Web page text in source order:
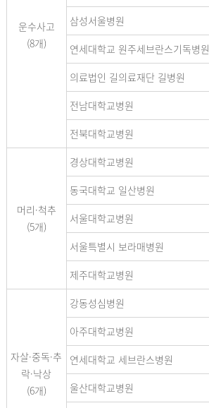
운수사고
(8개)
삼성서울병원
연세대학교 원주세브란스기독병원
의료법인 길의료재단 길병원
전남대학교병원
전북대학교병원
머리·척추
(5개)
경상대학교병원
동국대학교 일산병원
서울대학교병원
서울특별시 보라매병원
제주대학교병원
자살·중독·추
락·낙상
(6개)
강동성심병원
아주대학교병원
연세대학교 세브란스병원
울산대학교병원